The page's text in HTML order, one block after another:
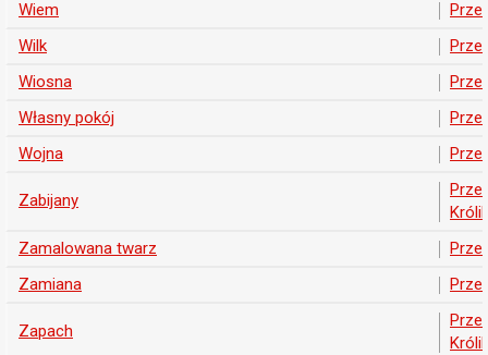
Wiem
Wilk
Wiosna
Własny pokój
Wojna
Zabijany
Zamalowana twarz
Zamiana
Zapach